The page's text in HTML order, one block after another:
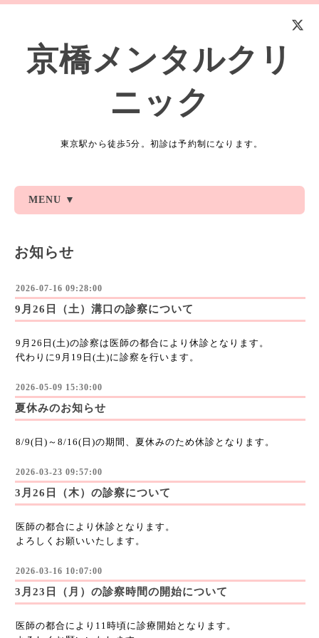
京橋メンタルクリ
ニック
東京駅から徒歩5分。初診は予約制になります。
MENU ▼
お知らせ
2026-07-16 09:28:00
9月26日（土）溝口の診察について
9月26日(土)の診察は医師の都合により休診となります。
代わりに9月19日(土)に診察を行います。
2026-05-09 15:30:00
夏休みのお知らせ
8/9(日)～8/16(日)の期間、夏休みのため休診となります。
2026-03-23 09:57:00
3月26日（木）の診察について
医師の都合により休診となります。
よろしくお願いいたします。
2026-03-16 10:07:00
3月23日（月）の診察時間の開始について
医師の都合により11時頃に診療開始となります。